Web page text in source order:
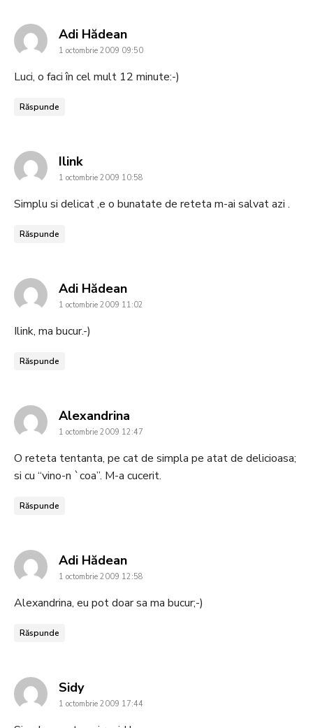
Adi Hădeansays:
1 octombrie 2009 09:50
Luci, o faci în cel mult 12 minute:-)
Răspunde
Ilinksays:
1 octombrie 2009 10:58
Simplu si delicat ,e o bunatate de reteta m-ai salvat azi .
Răspunde
Adi Hădeansays:
1 octombrie 2009 11:02
Ilink, ma bucur.-)
Răspunde
Alexandrina
1 octombrie 2009 12:47
O reteta tentanta, pe cat de simpla pe atat de delicioasa;
si cu “vino-n `coa”. M-a cucerit.
Răspunde
Adi Hădeansays:
1 octombrie 2009 12:58
Alexandrina, eu pot doar sa ma bucur;-)
Răspunde
Sidysays:
1 octombrie 2009 17:44